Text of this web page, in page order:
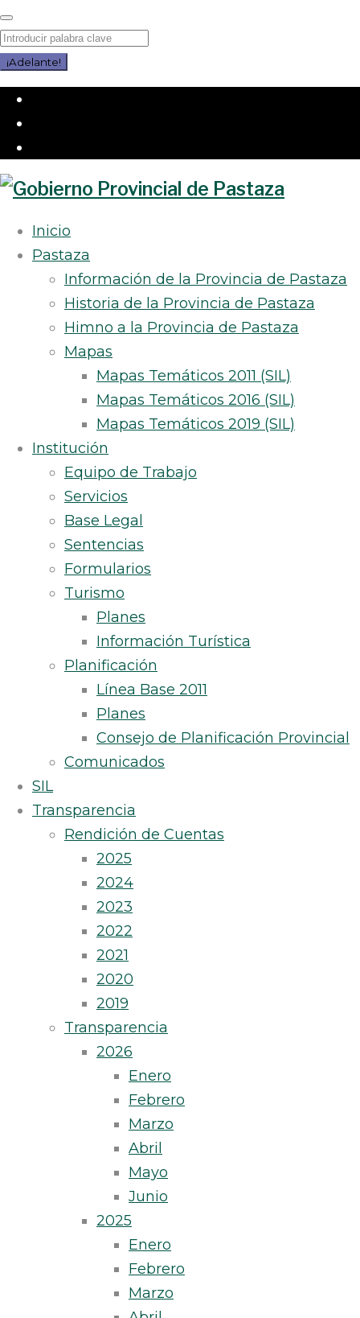
Saltar
al
contenido
Buscar
por:
¡Adelante!
Inicio
Pastaza
Información de la Provincia de Pastaza
Historia de la Provincia de Pastaza
Himno a la Provincia de Pastaza
Mapas
Mapas Temáticos 2011 (SIL)
Mapas Temáticos 2016 (SIL)
Mapas Temáticos 2019 (SIL)
Institución
Equipo de Trabajo
Servicios
Base Legal
Sentencias
Formularios
Turismo
Planes
Información Turística
Planificación
Línea Base 2011
Planes
Consejo de Planificación Provincial
Comunicados
SIL
Transparencia
Rendición de Cuentas
2025
2024
2023
2022
2021
2020
2019
Transparencia
2026
Enero
Febrero
Marzo
Abril
Mayo
Junio
2025
Enero
Febrero
Marzo